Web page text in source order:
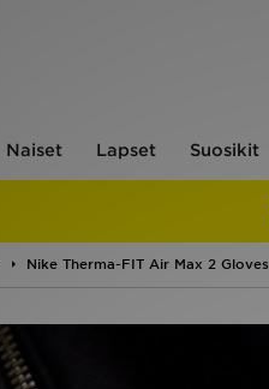
Naiset Lapset Suosikit
Nike Therma-FIT Air Max 2 Gloves